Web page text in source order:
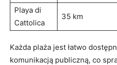
Playa di
Cattolica
35​ km
Każda plaża jest łatwo
komunikacją publiczną, co